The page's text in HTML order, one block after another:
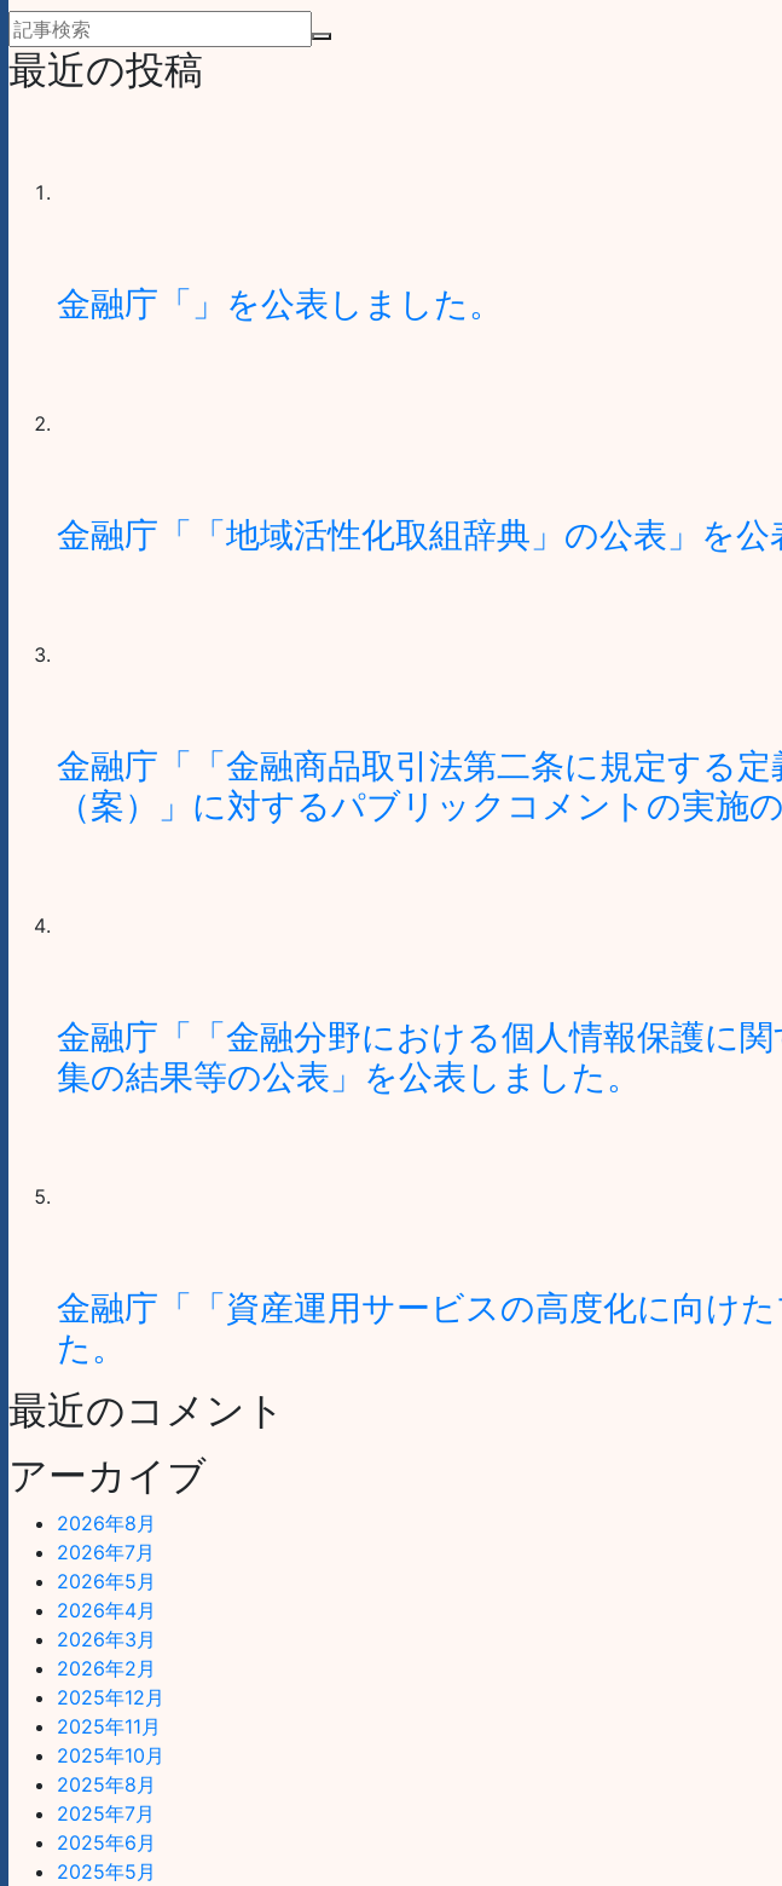
最近の投稿
金融庁「」を公表しました。
金融庁「「地域活性化取組辞典」の公表」を公
金融庁「「金融商品取引法第二条に規定する
（案）」に対するパブリックコメントの実施
金融庁「「金融分野における個人情報保護に
集の結果等の公表」を公表しました。
金融庁「「資産運用サービスの高度化に向け
た。
最近のコメント
アーカイブ
2026年8月
2026年7月
2026年5月
2026年4月
2026年3月
2026年2月
2025年12月
2025年11月
2025年10月
2025年8月
2025年7月
2025年6月
2025年5月